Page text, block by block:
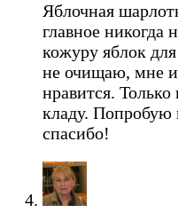
Яблочная
главное никогда
кожуру яблок
не очищаю, мне
нравится.
кладу. Попробую
спасибо!